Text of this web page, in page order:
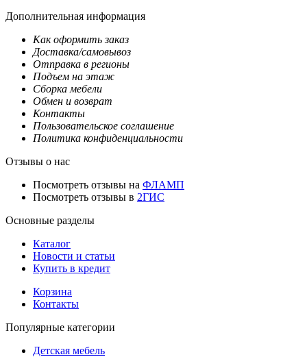
Дополнительная информация
Как оформить заказ
Доставка/самовывоз
Отправка в регионы
Подъем на этаж
Сборка мебели
Обмен и возврат
Контакты
Пользовательское соглашение
Политика конфиденциальности
Отзывы о нас
Посмотреть отзывы на ФЛАМП
Посмотреть отзывы в 2ГИС
Основные разделы
Каталог
Новости и статьи
Купить в кредит
Корзина
Контакты
Популярные категории
Детская мебель